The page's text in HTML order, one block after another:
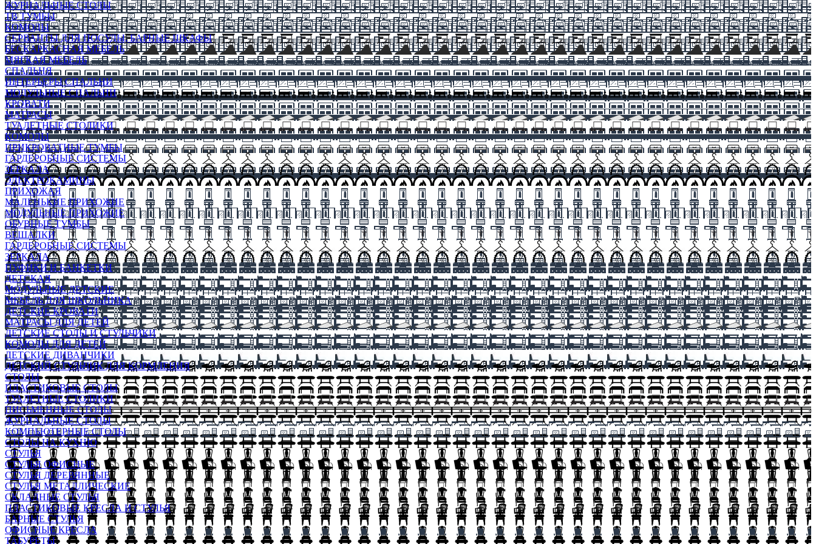
ЖУРНАЛЬНЫЕ СТОЛЫ
ТВ ТУМБЫ
КОМОДЫ
СЕРВАНТЫ ДЛЯ ПОСУДЫ, БАРНЫЕ ШКАФЫ
БЕСКАРКАСНАЯ МЕБЕЛЬ
МЯГКАЯ МЕБЕЛЬ
СПАЛЬНЯ
ИНТЕРЬЕРЫ СПАЛЬНИ
МОДУЛЬНЫЕ СПАЛЬНИ
КРОВАТИ
МАТРАСЫ
ТУАЛЕТНЫЕ СТОЛИКИ
КОМОДЫ
ПРИКРОВАТНЫЕ ТУМБЫ
ГАРДЕРОБНЫЕ СИСТЕМЫ
ЗЕРКАЛА
ЭЛЕКТРОКАМИНЫ
ПРИХОЖАЯ
МАЛЕНЬКИЕ ПРИХОЖИЕ
МОДУЛЬНЫЕ ПРИХОЖИЕ
ОБУВНЫЕ ТУМБЫ
ВЕШАЛКИ
ГАРДЕРОБНЫЕ СИСТЕМЫ
ЗЕРКАЛА
ПУФИКИ И БАНКЕТКИ
ДЕТСКАЯ
МОДУЛЬНЫЕ ДЕТСКИЕ
МЕБЕЛЬ ДЛЯ ШКОЛЬНИКА
ДЕТСКИЕ КРОВАТИ
МАТРАСЫ ДЛЯ ДЕТЕЙ
ДЕТСКИЕ СТОЛЫ И СТУЛЬЧИКИ
КОМОДЫ ДЛЯ ДЕТЕЙ
ДЕТСКИЕ ДИВАНЧИКИ
ДЕТСКИЙ СТУЛЬЧИК ДЛЯ КОРМЛЕНИЯ
СТОЛЫ
ПЛАСТИКОВЫЕ СТОЛЫ
ТУАЛЕТНЫЕ СТОЛИКИ
ПИСЬМЕННЫЕ СТОЛЫ
ЖУРНАЛЬНЫЕ СТОЛЫ
КОМПЬЮТЕРНЫЕ СТОЛЫ
СТОЛЫ НА КУХНЮ
СТУЛЬЯ
СТУЛЬЯ ОФИСНЫЕ
СТУЛЬЯ ДЕРЕВЯННЫЕ
СТУЛЬЯ МЕТАЛЛИЧЕСКИЕ
СКЛАДНЫЕ СТУЛЬЯ
ПЛАСТИКОВЫЕ КРЕСЛА И СТУЛЬЯ
БАРНЫЕ СТУЛЬЯ
ОФИСНЫЕ КРЕСЛА
ТАБУРЕТЫ